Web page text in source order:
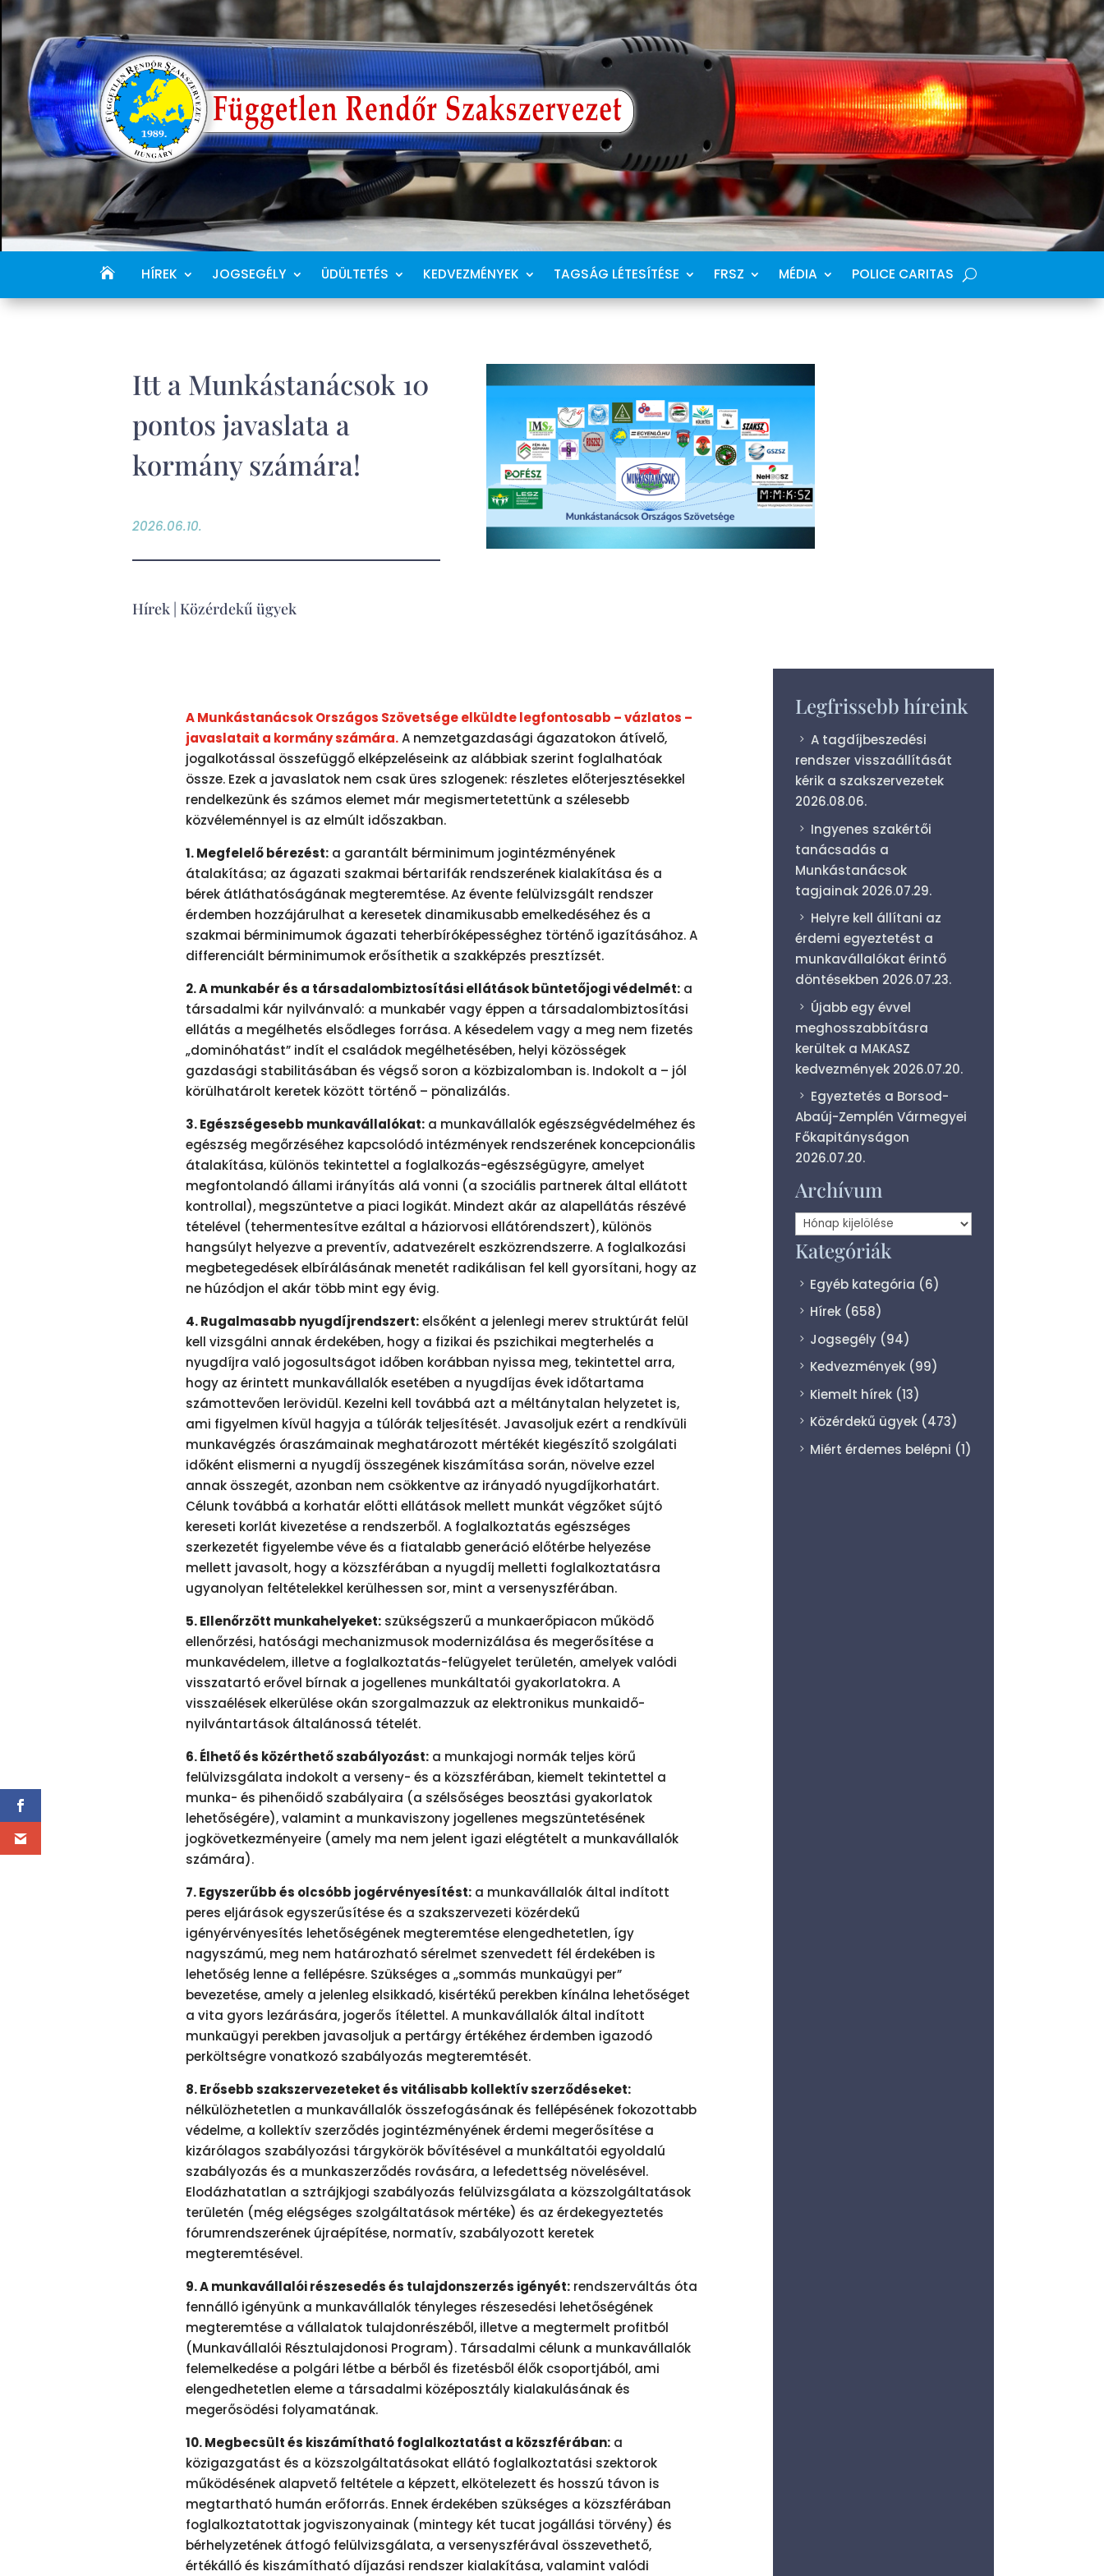
HÍREK JOGSEGÉLY ÜDÜLTETÉS KEDVEZMÉNYEK TAGSÁG LÉTESÍTÉSE FRSZ MÉDIA POLICE CARITAS
Itt a Munkástanácsok 10
pontos javaslata a
kormány számára!
2026.06.10.
Hírek Közérdekű ügyek
A Munkástanácsok Országos Szövetsége elküldte legfontosabb – vázlatos –
javaslatait a kormány számára.A nemzetgazdasági ágazatokon átívelő,
jogalkotással összefüggő elképzeléseink az alábbiak szerint foglalhatóak
össze. Ezek a javaslatok nem csak üres szlogenek: részletes előterjesztésekkel
rendelkezünk és számos elemet már megismertetettünk a szélesebb
közvéleménnyel is az elmúlt időszakban.
1. Megfelelő bérezést:a garantált bérminimum jogintézményének
átalakítása; az ágazati szakmai bértarifák rendszerének kialakítása és a
bérek átláthatóságának megteremtése. Az évente felülvizsgált rendszer
érdemben hozzájárulhat a keresetek dinamikusabb emelkedéséhez és a
szakmai bérminimumok ágazati teherbíróképességhez történő igazításához. A
differenciált bérminimumok erősíthetik a szakképzés presztízsét.
2. A munkabér és a társadalombiztosítási ellátások büntetőjogi védelmét:a
társadalmi kár nyilvánvaló: a munkabér vagy éppen a társadalombiztosítási
ellátás a megélhetés elsődleges forrása. A késedelem vagy a meg nem fizetés
„dominóhatást” indít el családok megélhetésében, helyi közösségek
gazdasági stabilitásában és végső soron a közbizalomban is. Indokolt a – jól
körülhatárolt keretek között történő – pönalizálás.
3. Egészségesebb munkavállalókat:a munkavállalók egészségvédelméhez és
egészség megőrzéséhez kapcsolódó intézmények rendszerének koncepcionális
átalakítása, különös tekintettel a foglalkozás-egészségügyre, amelyet
megfontolandó állami irányítás alá vonni (a szociális partnerek által ellátott
kontrollal), megszüntetve a piaci logikát. Mindezt akár az alapellátás részévé
tételével (tehermentesítve ezáltal a háziorvosi ellátórendszert), különös
hangsúlyt helyezve a preventív, adatvezérelt eszközrendszerre. A foglalkozási
megbetegedések elbírálásának menetét radikálisan fel kell gyorsítani, hogy az
ne húzódjon el akár több mint egy évig.
4. Rugalmasabb nyugdíjrendszert:elsőként a jelenlegi merev struktúrát felül
kell vizsgálni annak érdekében, hogy a fizikai és pszichikai megterhelés a
nyugdíjra való jogosultságot időben korábban nyissa meg, tekintettel arra,
hogy az érintett munkavállalók esetében a nyugdíjas évek időtartama
számottevően lerövidül. Kezelni kell továbbá azt a méltánytalan helyzetet is,
ami figyelmen kívül hagyja a túlórák teljesítését. Javasoljuk ezért a rendkívüli
munkavégzés óraszámainak meghatározott mértékét kiegészítő szolgálati
időként elismerni a nyugdíj összegének kiszámítása során, növelve ezzel
annak összegét, azonban nem csökkentve az irányadó nyugdíjkorhatárt.
Célunk továbbá a korhatár előtti ellátások mellett munkát végzőket sújtó
kereseti korlát kivezetése a rendszerből. A foglalkoztatás egészséges
szerkezetét figyelembe véve és a fiatalabb generáció előtérbe helyezése
mellett javasolt, hogy a közszférában a nyugdíj melletti foglalkoztatásra
ugyanolyan feltételekkel kerülhessen sor, mint a versenyszférában.
5. Ellenőrzött munkahelyeket:szükségszerű a munkaerőpiacon működő
ellenőrzési, hatósági mechanizmusok modernizálása és megerősítése a
munkavédelem, illetve a foglalkoztatás-felügyelet területén, amelyek valódi
visszatartó erővel bírnak a jogellenes munkáltatói gyakorlatokra. A
visszaélések elkerülése okán szorgalmazzuk az elektronikus munkaidő-
nyilvántartások általánossá tételét.
6. Élhető és közérthető szabályozást:a munkajogi normák teljes körű
felülvizsgálata indokolt a verseny- és a közszférában, kiemelt tekintettel a
munka- és pihenőidő szabályaira (a szélsőséges beosztási gyakorlatok
lehetőségére), valamint a munkaviszony jogellenes megszüntetésének
jogkövetkezményeire (amely ma nem jelent igazi elégtételt a munkavállalók
számára).
7. Egyszerűbb és olcsóbb jogérvényesítést:a munkavállalók által indított
peres eljárások egyszerűsítése és a szakszervezeti közérdekű
igényérvényesítés lehetőségének megteremtése elengedhetetlen, így
nagyszámú, meg nem határozható sérelmet szenvedett fél érdekében is
lehetőség lenne a fellépésre. Szükséges a „sommás munkaügyi per”
bevezetése, amely a jelenleg elsikkadó, kisértékű perekben kínálna lehetőséget
a vita gyors lezárására, jogerős ítélettel. A munkavállalók által indított
munkaügyi perekben javasoljuk a pertárgy értékéhez érdemben igazodó
perköltségre vonatkozó szabályozás megteremtését.
8. Erősebb szakszervezeteket és vitálisabb kollektív szerződéseket:
nélkülözhetetlen a munkavállalók összefogásának és fellépésének fokozottabb
védelme, a kollektív szerződés jogintézményének érdemi megerősítése a
kizárólagos szabályozási tárgykörök bővítésével a munkáltatói egyoldalú
szabályozás és a munkaszerződés rovására, a lefedettség növelésével.
Elodázhatatlan a sztrájkjogi szabályozás felülvizsgálata a közszolgáltatások
területén (még elégséges szolgáltatások mértéke) és az érdekegyeztetés
fórumrendszerének újraépítése, normatív, szabályozott keretek
megteremtésével.
9. A munkavállalói részesedés és tulajdonszerzés igényét:rendszerváltás óta
fennálló igényünk a munkavállalók tényleges részesedési lehetőségének
megteremtése a vállalatok tulajdonrészéből, illetve a megtermelt profitból
(Munkavállalói Résztulajdonosi Program). Társadalmi célunk a munkavállalók
felemelkedése a polgári létbe a bérből és fizetésből élők csoportjából, ami
elengedhetetlen eleme a társadalmi középosztály kialakulásának és
megerősödési folyamatának.
10. Megbecsült és kiszámítható foglalkoztatást a közszférában:a
közigazgatást és a közszolgáltatásokat ellátó foglalkoztatási szektorok
működésének alapvető feltétele a képzett, elkötelezett és hosszú távon is
megtartható humán erőforrás. Ennek érdekében szükséges a közszférában
foglalkoztatottak jogviszonyainak (mintegy két tucat jogállási törvény) és
bérhelyzetének átfogó felülvizsgálata, a versenyszférával összevethető,
értékálló és kiszámítható díjazási rendszer kialakítása, valamint valódi
Legfrissebb híreink
A tagdíjbeszedési
rendszer visszaállítását
kérik a szakszervezetek
2026.08.06.
Ingyenes szakértői
tanácsadás a
Munkástanácsok
tagjainak 2026.07.29.
Helyre kell állítani az
érdemi egyeztetést a
munkavállalókat érintő
döntésekben 2026.07.23.
Újabb egy évvel
meghosszabbításra
kerültek a MAKASZ
kedvezmények 2026.07.20.
Egyeztetés a Borsod-
Abaúj-Zemplén Vármegyei
Főkapitányságon
2026.07.20.
Archívum
Archívum
Kategóriák
Egyéb kategória (6)
Hírek(658)
Jogsegély(94)
Kedvezmények(99)
Kiemelt hírek(13)
Közérdekű ügyek(473)
Miért érdemes belépni (1)